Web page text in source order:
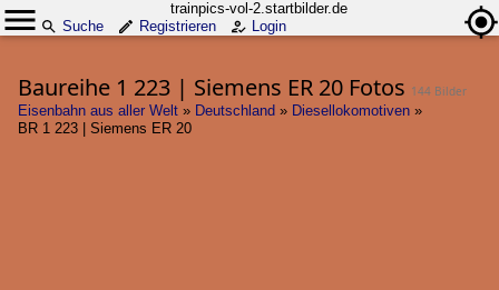
trainpics-vol-2.startbilder.de
Suche
Registrieren Login
Baureihe 1 223 | Siemens ER 20 Fotos 144 Bilder
Eisenbahn aus aller Welt » Deutschland » Diesellokomotiven »
BR 1 223 | Siemens ER 20